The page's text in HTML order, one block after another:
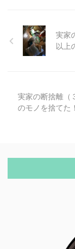
実家
以上
実家の断捨離（
のモノを捨てた